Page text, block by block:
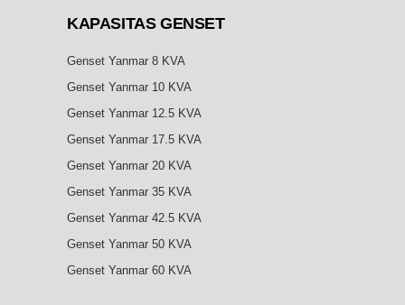
KAPASITASGENSET
Genset Yanmar 8 KVA
Genset Yanmar 10 KVA
Genset Yanmar 12.5 KVA
Genset Yanmar 17.5 KVA
Genset Yanmar 20 KVA
Genset Yanmar 35 KVA
Genset Yanmar 42.5 KVA
Genset Yanmar 50 KVA
Genset Yanmar 60 KVA